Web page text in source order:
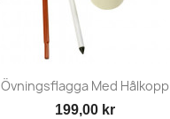
Snabbvy
Övningsflagga Med Hålkopp
199,00 kr